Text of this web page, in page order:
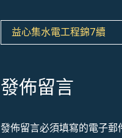
文
章
導
覽
益心集水電工程錦7續
發佈留言
發佈留言必須填寫的電子郵